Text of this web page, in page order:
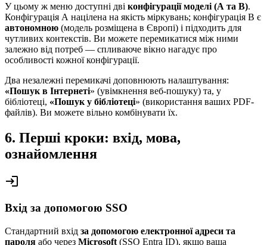
У цьому ж меню доступні дві конфігурації моделі (А та В).
Конфігурація А націлена на якість міркувань; конфігурація В є
автономною (модель розміщена в Європі) і підходить для
чутливих контекстів. Ви можете перемикатися між ними
залежно від потреб — спливаюче вікно нагадує про
особливості кожної конфігурації.
Два незалежні перемикачі доповнюють налаштування:
«Пошук в Інтернеті» (увімкнення веб-пошуку) та, у
бібліотеці, «Пошук у бібліотеці» (використання ваших PDF-
файлів). Ви можете вільно комбінувати їх.
6. Перші кроки: вхід, мова,
ознайомлення
login
Вхід за допомогою SSO
Стандартний вхід за допомогою електронної адреси та
пароля або через Microsoft (SSO Entra ID), якщо ваша